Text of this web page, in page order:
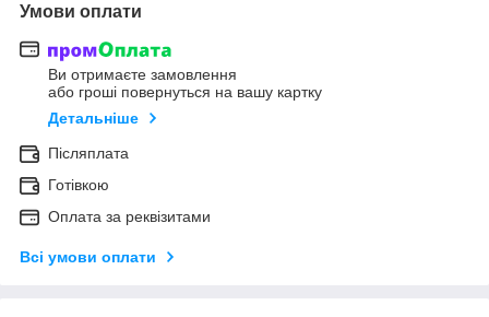
Умови оплати
Ви отримаєте замовлення
або гроші повернуться на вашу картку
Детальніше
Післяплата
Готівкою
Оплата за реквізитами
Всі умови оплати